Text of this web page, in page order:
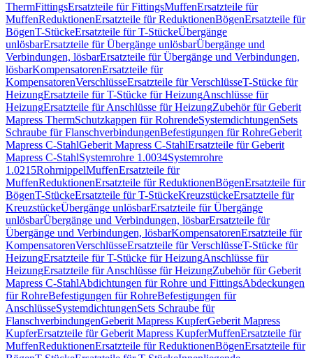
ThermFittingsErsatzteile für FittingsMuffenErsatzteile für
MuffenReduktionenErsatzteile für ReduktionenBögenErsatzteile für
BögenT-StückeErsatzteile für T-StückeÜbergänge
unlösbarErsatzteile für Übergänge unlösbarÜbergänge und
Verbindungen, lösbarErsatzteile für Übergänge und Verbindungen,
lösbarKompensatorenErsatzteile für
KompensatorenVerschlüsseErsatzteile für VerschlüsseT-Stücke für
HeizungErsatzteile für T-Stücke für HeizungAnschlüsse für
HeizungErsatzteile für Anschlüsse für HeizungZubehör für Geberit
Mapress ThermSchutzkappen für RohrendeSystemdichtungenSets
Schraube für FlanschverbindungenBefestigungen für RohreGeberit
Mapress C-StahlGeberit Mapress C-StahlErsatzteile für Geberit
Mapress C-StahlSystemrohre 1.0034Systemrohre
1.0215RohrnippelMuffenErsatzteile für
MuffenReduktionenErsatzteile für ReduktionenBögenErsatzteile für
BögenT-StückeErsatzteile für T-StückeKreuzstückeErsatzteile für
KreuzstückeÜbergänge unlösbarErsatzteile für Übergänge
unlösbarÜbergänge und Verbindungen, lösbarErsatzteile für
Übergänge und Verbindungen, lösbarKompensatorenErsatzteile für
KompensatorenVerschlüsseErsatzteile für VerschlüsseT-Stücke für
HeizungErsatzteile für T-Stücke für HeizungAnschlüsse für
HeizungErsatzteile für Anschlüsse für HeizungZubehör für Geberit
Mapress C-StahlAbdichtungen für Rohre und FittingsAbdeckungen
für RohreBefestigungen für RohreBefestigungen für
AnschlüsseSystemdichtungenSets Schraube für
FlanschverbindungenGeberit Mapress KupferGeberit Mapress
KupferErsatzteile für Geberit Mapress KupferMuffenErsatzteile für
MuffenReduktionenErsatzteile für ReduktionenBögenErsatzteile für